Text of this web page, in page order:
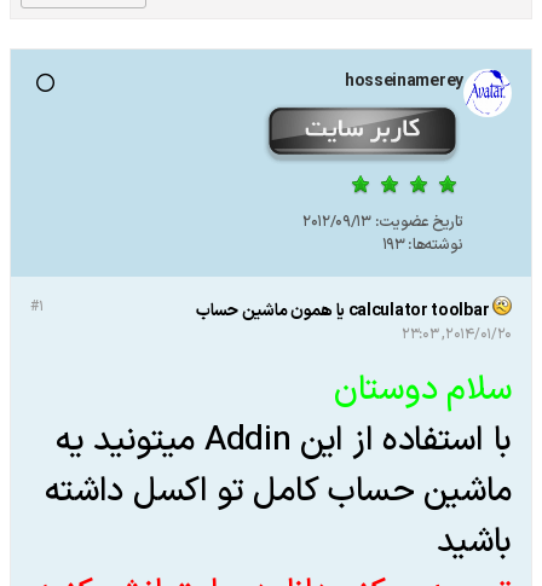
hosseinamerey
تاریخ عضویت: 2012/09/13
نوشته‌ها:193
#1
2014/01/20, 23:03
سلام دوستان
با استفاده از این Addin میتونید یه
ماشین حساب کامل تو اکسل داشته
باشید